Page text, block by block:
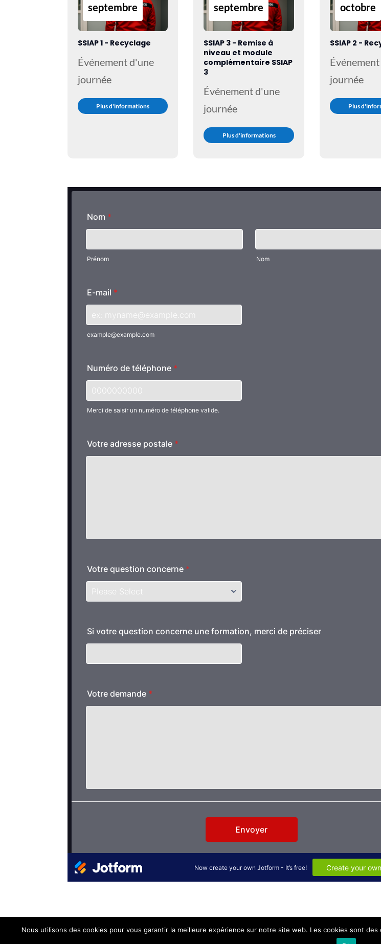
septembre
SSIAP 1 - Recyclage
Événement d'une
journée
Plus d'informations
septembre
SSIAP 3 - Remise à
niveau et module
complémentaire SSIAP
3
Événement d'une
journée
Plus d'informations
octobre
SSIAP 2 -
journée
Plus
Nous utilisons des cookies pour vous garantir la meilleure expérience sur notre site web. Les cookies sont